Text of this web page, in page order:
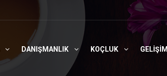
DANIŞMANLIK KOÇLUK GELIŞIM